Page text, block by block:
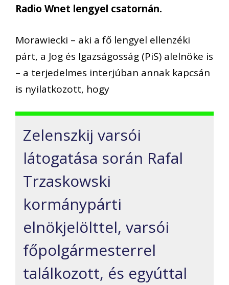
Radio Wnet lengyel csatornán.
Morawiecki – aki a fő lengyel ellenzéki
párt, a Jog és Igazságosság (PiS) alelnöke is
– a terjedelmes interjúban annak kapcsán
is nyilatkozott, hogy
Zelenszkij varsói
látogatása során Rafal
Trzaskowski
kormánypárti
elnökjelölttel, varsói
főpolgármesterrel
találkozott, és egyúttal